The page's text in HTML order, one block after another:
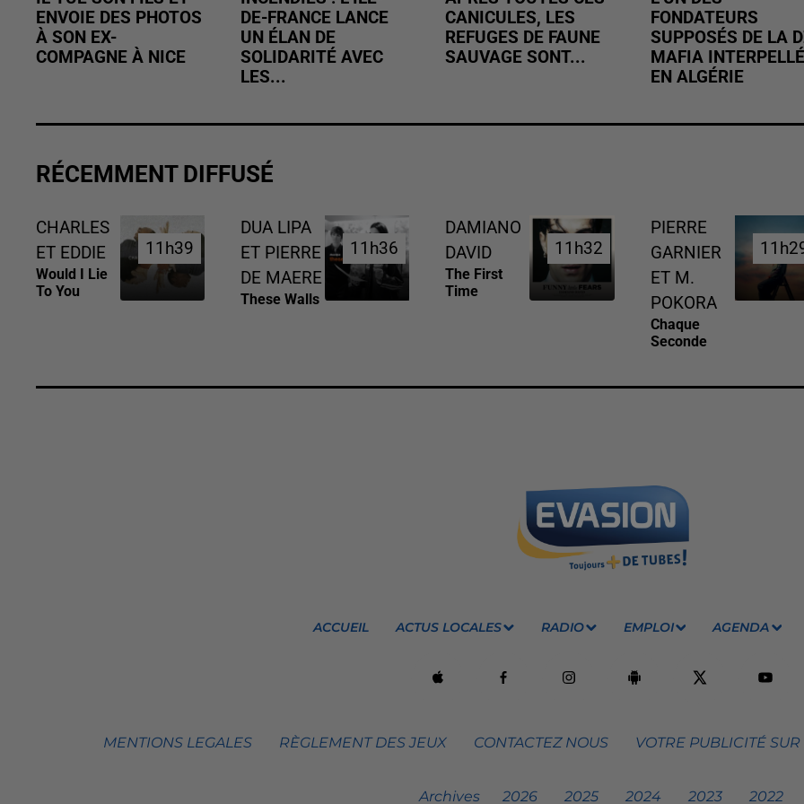
ENVOIE DES PHOTOS
À SON EX-
COMPAGNE À NICE
DE-FRANCE LANCE
UN ÉLAN DE
SOLIDARITÉ AVEC
LES...
CANICULES, LES
REFUGES DE FAUNE
SAUVAGE SONT...
FONDATEURS
SUPPOSÉS DE LA
MAFIA INTERPELLÉ
EN ALGÉRIE
RÉCEMMENT DIFFUSÉ
CHARLES
ET EDDIE
Would I Lie
To You
11h39
11h39
DUA LIPA
ET PIERRE
DE MAERE
These Walls
11h36
11h36
DAMIANO
DAVID
The First
Time
11h32
11h32
PIERRE
GARNIER
ET M.
POKORA
Chaque
Seconde
ACCUEIL ACTUS LOCALES RADIO EMPLOI AGENDA
MENTIONS LEGALES RÈGLEMENT DES JEUX CONTACTEZ NOUS VOTRE PUBLICITÉ
Archives 2026 2025 2024 2023 2022